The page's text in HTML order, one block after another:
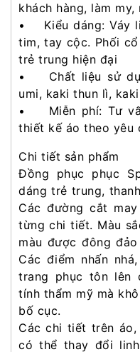
khách hàng, làm my,
• Kiểu dáng: Váy
tim, tay cộc. Phối
trẻ trung hiện đại
• Chất liệu sử
umi, kaki thun lì, kaki
• Miễn phí: Tư
thiết kế áo theo yêu
Chi tiết sản phẩm
Đồng phục phục
dáng trẻ trung,
Các đường cắt
từng chi tiết. Màu
màu được đông
Các điểm nhấn
trang phục tôn lên
tính thẩm mỹ mà
bố cục.
Các chi tiết trên
có thể thay đổi